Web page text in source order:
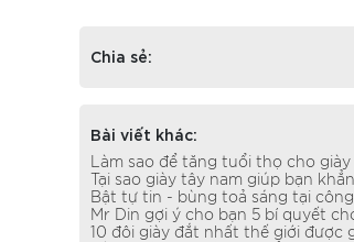
Chia sẻ:
Bài viết khác:
Làm sao để tăng tuổi thọ cho
Tại sao giày tây nam giúp bạn
Bật tự tin - bùng toả sáng tại
Mr Din gợi ý cho bạn 5 bí quyết
10 đôi giày đắt nhất thế giới được